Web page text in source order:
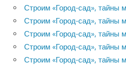
Строим «Город-сад», тайны
Строим «Город-сад», тайны
Строим «Город-сад», тайны
Строим «Город-сад», тайны
Строим «Город-сад», тайны